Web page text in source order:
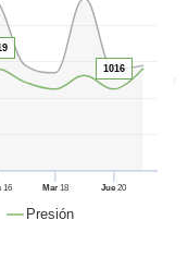
Presión
50
16 Mar18 Jue 20
1016